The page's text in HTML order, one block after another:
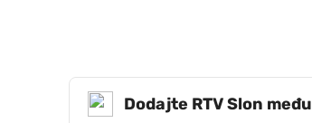
Dodajte RTV Slon